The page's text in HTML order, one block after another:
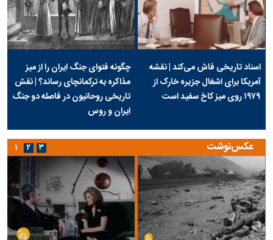
اسناد تاریخی فاش می‌کند | نقشه
آمریکا برای اشغال جزیره خارک از
۱۹۷۹ روی میز کاخ سفید است
چگونه فتوای جنگ ایران را از میز
مذاکره به ترکمانچای رساند؟ | نقش
تاریخی روحانیون در فاصله دو جنگ
ایران و روس
عکس‌نوشت ۱ ۲ ۳